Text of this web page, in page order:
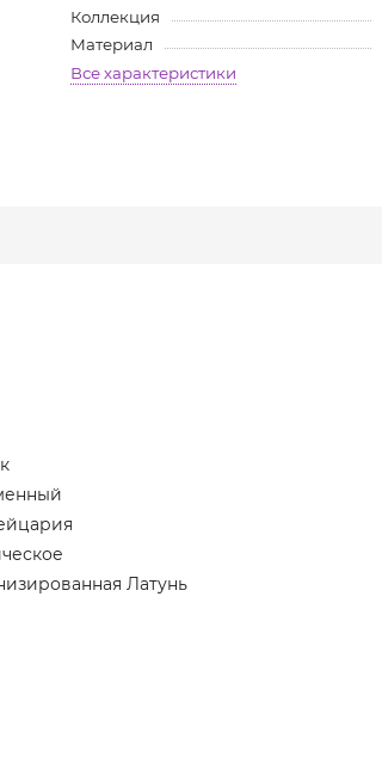
Коллекция
Материал
Все характеристики
Латунь